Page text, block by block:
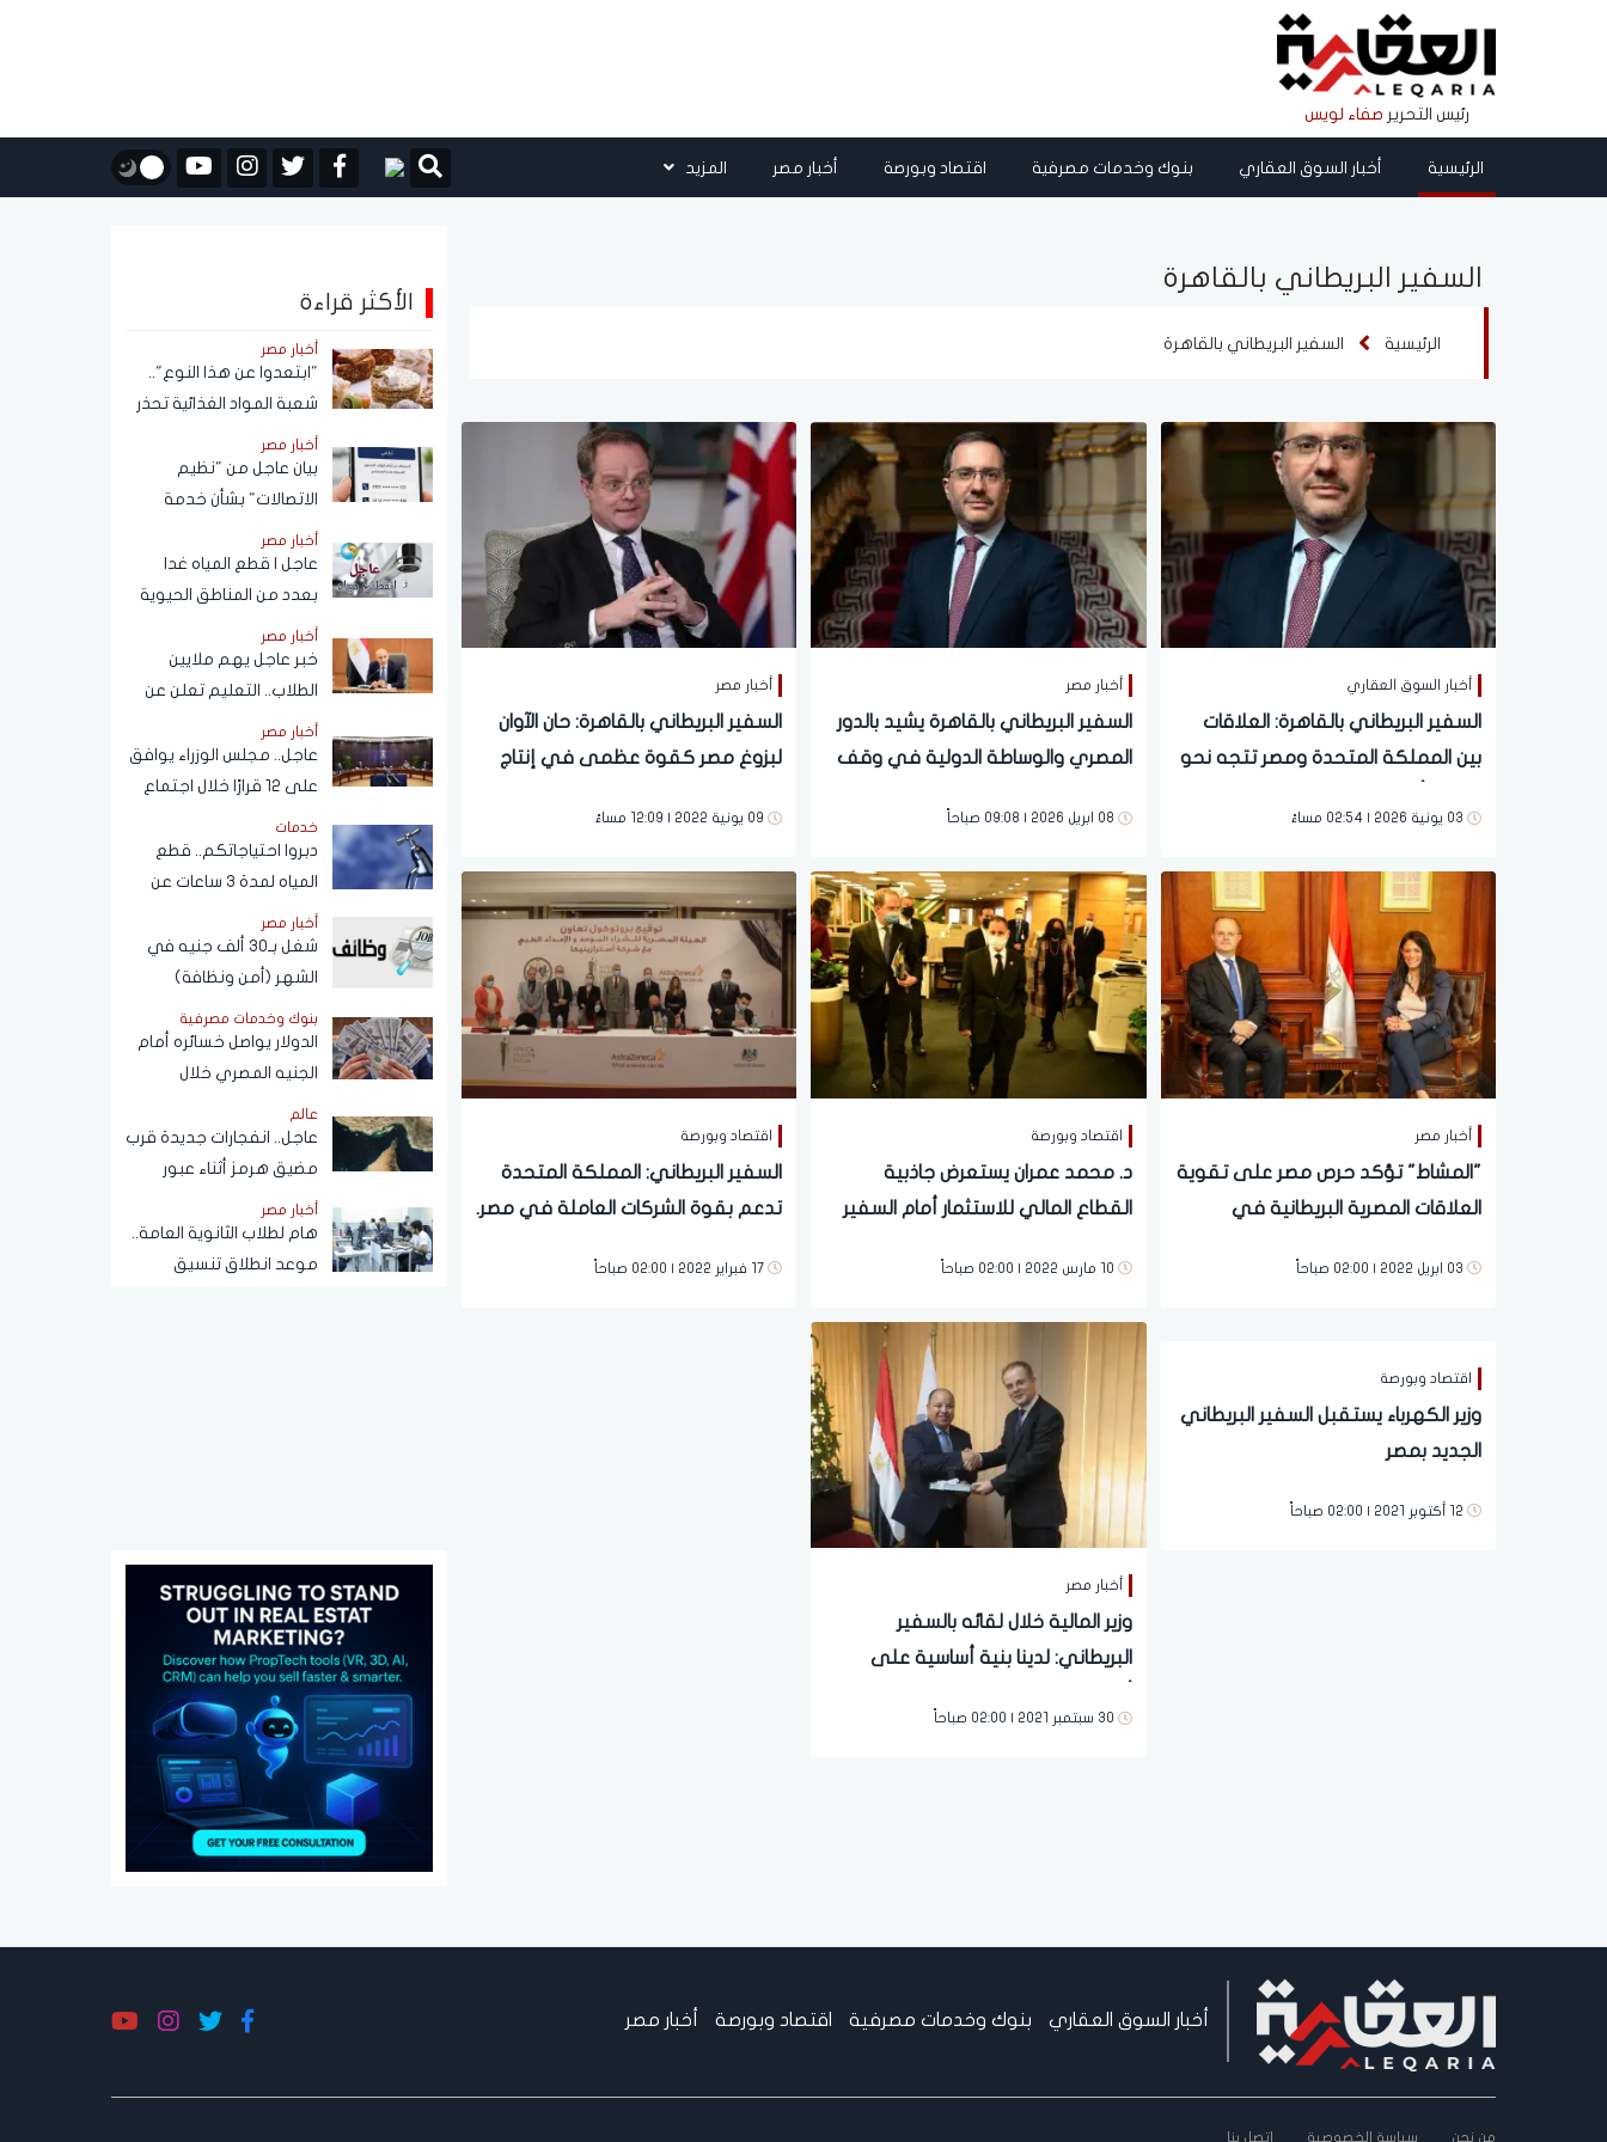
رئيس التحرير صفاء لويس
الرئيسية أخبار السوق العقاري بنوك وخدمات مصرفية اقتصاد وبورصة أخبار مصر المزيد
السفير البريطاني بالقاهرة
الرئيسية السفير البريطاني بالقاهرة
أخبار السوق العقاري
السفير البريطاني بالقاهرة: العلاقات
بين المملكة المتحدة ومصر تتجه نحو
03 يونية 2026 | 02:54 مساءً
أخبار مصر
السفير البريطاني بالقاهرة يشيد بالدور
المصري والوساطة الدولية في وقف
08 ابريل 2026 | 09:08 صباحاً
أخبار مصر
السفير البريطاني بالقاهرة: حان الآوان
لبزوغ مصر كقوة عظمى في إنتاج
09 يونية 2022 | 12:09 مساءً
أخبار مصر
"المشاط" تؤكد حرص مصر على تقوية
العلاقات المصرية البريطانية في
03 ابريل 2022 | 02:00 صباحاً
اقتصاد وبورصة
د. محمد عمران يستعرض جاذبية
القطاع المالي للاستثمار أمام السفير
10 مارس 2022 | 02:00 صباحاً
اقتصاد وبورصة
السفير البريطاني: المملكة المتحدة
تدعم بقوة الشركات العاملة في مصر.
17 فبراير 2022 | 02:00 صباحاً
اقتصاد وبورصة
وزير الكهرباء يستقبل السفير البريطاني
الجديد بمصر
12 أكتوبر 2021 | 02:00 صباحاً
أخبار مصر
وزير المالية خلال لقائه بالسفير
البريطاني: لدينا بنية أساسية على
30 سبتمبر 2021 | 02:00 صباحاً
الأكثر قراءة
أخبار مصر
"ابتعدوا عن هذا النوع"..
شعبة المواد الغذائية تحذر
من حلاوة المولد النبوي
أخبار مصر
بيان عاجل من "نظيم
الاتصالات" بشأن خدمة
الاستعلام عن أرقام الهاتف
المحمول المسجلة باسم
المستخدم عبر تطبيق My
NTRA
أخبار مصر
عاجل | قطع المياه غدا
بعدد من المناطق الحيوية
في الجيزة.. ومناشدات
للمواطنين بتدبير
احتياجاتهم
أخبار مصر
خبر عاجل يهم ملايين
الطلاب.. التعليم تعلن عن
نظام البكالوريا الجديد
أخبار مصر
عاجل.. مجلس الوزراء يوافق
على 12 قرارًا خلال اجتماع
اليوم
خدمات
دبروا احتياجاتكم.. قطع
المياه لمدة 3 ساعات عن
هذه المناطق (اعرف
الموعد)
أخبار مصر
شغل بـ30 ألف جنيه في
الشهر (أمن ونظافة)
بنوك وخدمات مصرفية
الدولار يواصل خسائره أمام
الجنيه المصري خلال
أغسطس 2026
عالم
عاجل.. انفجارات جديدة قرب
مضيق هرمز أثناء عبور
ناقلة نفط
أخبار مصر
هام لطلاب الثانوية العامة..
موعد انطلاق تنسيق
أخبار السوق العقاري بنوك وخدمات مصرفية اقتصاد وبورصة أخبار مصر
من نحن سياسة الخصوصية اتصل بنا